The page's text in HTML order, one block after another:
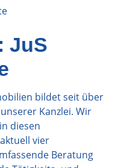
JuS
bildet seit über
Kanzlei. Wir
diesen
vier
Beratung